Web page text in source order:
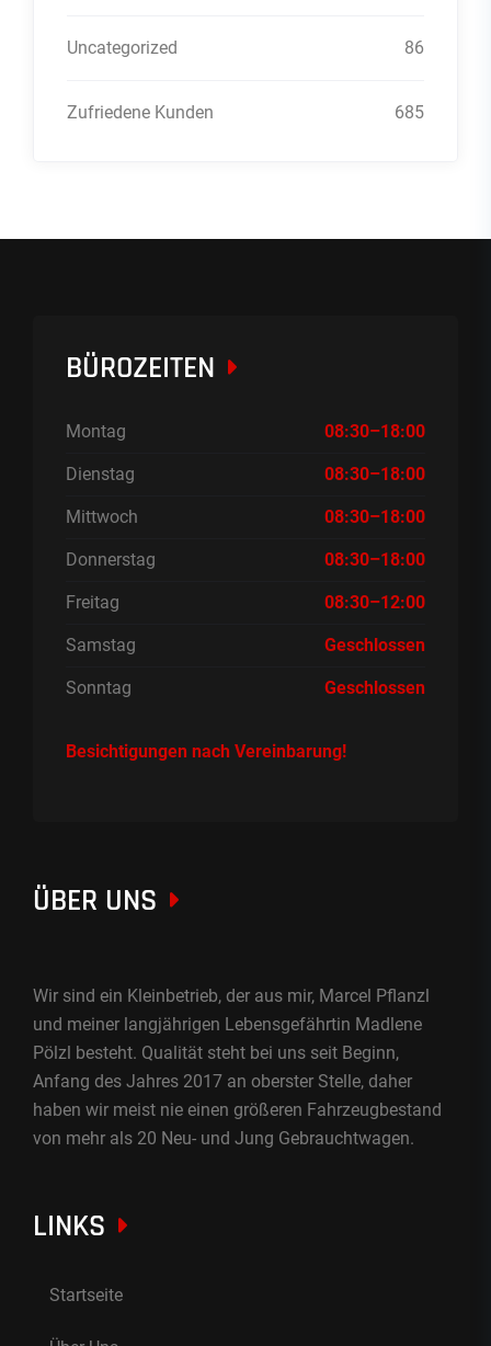
Uncategorized 86
Zufriedene Kunden 685
BÜROZEITEN
Montag 08:30–18:00
Dienstag 08:30–18:00
Mittwoch 08:30–18:00
Donnerstag 08:30–18:00
Freitag 08:30–12:00
Samstag Geschlossen
Sonntag Geschlossen
Besichtigungen nach Vereinbarung!
ÜBER UNS
Wir sind ein Kleinbetrieb, der aus mir, Marcel Pflanzl
und meiner langjährigen Lebensgefährtin Madlene
Pölzl besteht. Qualität steht bei uns seit Beginn,
Anfang des Jahres 2017 an oberster Stelle, daher
haben wir meist nie einen größeren Fahrzeugbestand
von mehr als 20 Neu- und Jung Gebrauchtwagen.
LINKS
Startseite